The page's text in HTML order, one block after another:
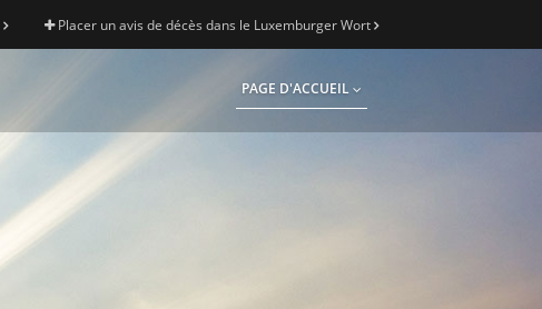
Placer un avis de décès dans le Luxemburger Wort
PAGE D'ACCUEIL